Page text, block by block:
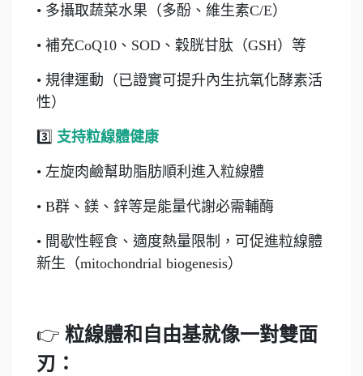
• 多攝取蔬菜水果（多酚、維生素C/E）
• 補充CoQ10、SOD、穀胱甘肽（GSH）等
• 規律運動（已證實可提升內生抗氧化酵素活
性）
3️⃣ 支持粒線體健康
• 左旋肉鹼幫助脂肪順利進入粒線體
• B群、鎂、鋅等是能量代謝必需輔酶
• 間歇性輕食、適度熱量限制，可促進粒線體
新生（mitochondrial biogenesis）
👉 粒線體和自由基就像一對雙面
刃：